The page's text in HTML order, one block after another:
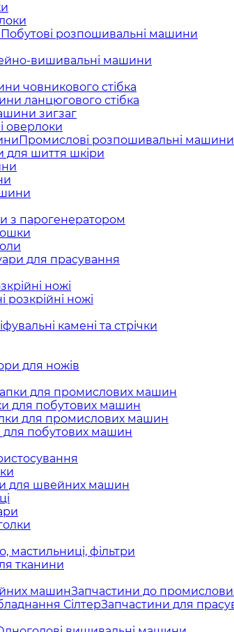
Побутові розпошивальні машини
вишивальні машини
човникового стібка
ланцюгового стібка
зигзаг
оверлоки
Промислові розпошивальні машини
шиття шкіри
з парогенератором
для прасування
ножі
розкрійні ножі
камені та стрічки
для ножів
для промислових машин
для побутових машин
для промислових машин
для побутових машин
для швейних машин
мастильниці, фільтри
тканини
Запчастини до
Запчастини для